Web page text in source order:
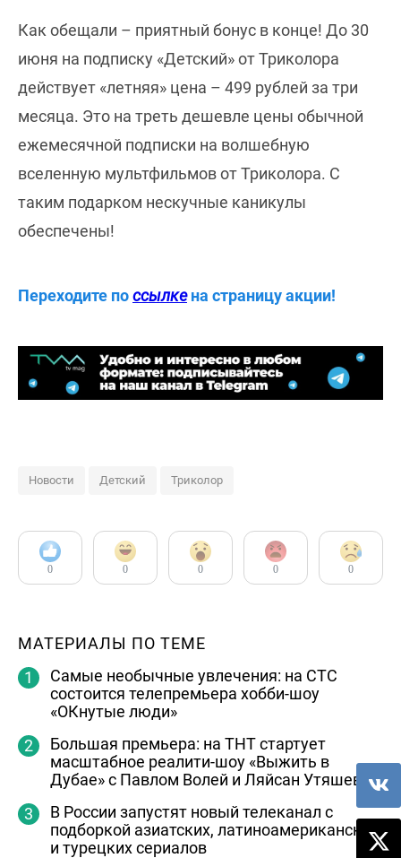
Как обещали – приятный бонус в конце! До 30
июня на подписку «Детский» от Триколора
действует «летняя» цена – 499 рублей за три
месяца. Это на треть дешевле цены обычной
ежемесячной подписки на волшебную
вселенную мультфильмов от Триколора. С
таким подарком нескучные каникулы
обеспечены!
Переходите поссылкена страницу акции!
Новости Детский Триколор
0 0 0 0 0
МАТЕРИАЛЫ ПО ТЕМЕ
Самые необычные увлечения: на СТС
состоится телепремьера хобби-шоу
«ОКнутые люди»
Большая премьера: на ТНТ стартует
масштабное реалити-шоу «Выжить в
Дубае» с Павлом Волей и Ляйсан Утяшевой
В России запустят новый телеканал с
подборкой азиатских, латиноамериканских
и турецких сериалов